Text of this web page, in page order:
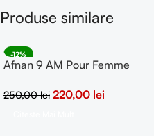
Produse similare
-12%
SOLD OUT
Afnan 9 AM Pour Femme
250,00lei 220,00 lei